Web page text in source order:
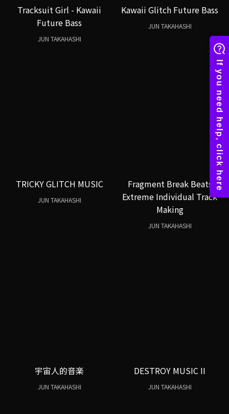
Tracksuit Girl - Kawaii
Future Bass
JUN TAKAHASHI
Kawaii Glitch Future Bass
JUN TAKAHASHI
TRICKY GLITCH MUSIC
JUN TAKAHASHI
Fragment Break Beats
Extreme Individual Track
Making
JUN TAKAHASHI
宇宙人的音楽
JUN TAKAHASHI
DESTROY MUSIC II
JUN TAKAHASHI